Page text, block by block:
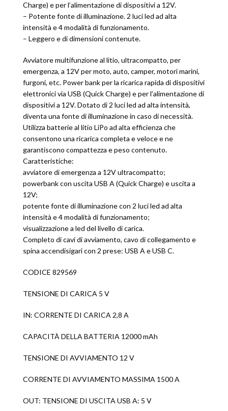
Charge) e per l’alimentazione di dispositivi a 12V.
– Potente fonte di illuminazione. 2 luci led ad alta
intensità e 4 modalità di funzionamento.
– Leggero e di dimensioni contenute.
Avviatore multifunzione al litio, ultracompatto, per
emergenza, a 12V per moto, auto, camper, motori marini,
furgoni, etc. Power bank per la ricarica rapida di dispositivi
elettronici via USB (Quick Charge) e per l’alimentazione di
dispositivi a 12V. Dotato di 2 luci led ad alta intensità,
diventa una fonte di illuminazione in caso di necessità.
Utilizza batterie al litio LiPo ad alta efficienza che
consentono una ricarica completa e veloce e ne
garantiscono compattezza e peso contenuto.
Caratteristiche:
avviatore di emergenza a 12V ultracompatto;
powerbank con uscita USB A (Quick Charge) e uscita a
12V;
potente fonte di illuminazione con 2 luci led ad alta
intensità e 4 modalità di funzionamento;
visualizzazione a led del livello di carica.
Completo di cavi di avviamento, cavo di collegamento e
spina accendisigari con 2 prese: USB A e USB C.
CODICE 829569
TENSIONE DI CARICA 5 V
IN: CORRENTE DI CARICA 2,8 A
CAPACITÀ DELLA BATTERIA 12000 mAh
TENSIONE DI AVVIAMENTO 12 V
CORRENTE DI AVVIAMENTO MASSIMA 1500 A
OUT: TENSIONE DI USCITA USB A: 5 V